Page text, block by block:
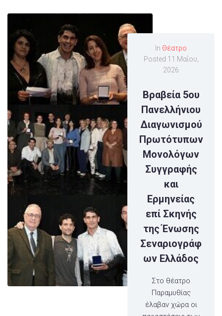
In Θέατρο
Posted 11 Μαΐου,
2026
Βραβεία 5ου
Πανελλήνιου
Διαγωνισμού
Πρωτότυπων
Μονολόγων
Συγγραφής
και
Ερμηνείας
επί Σκηνής
της Ένωσης
Σεναριογράφ
ων Ελλάδος
Στο θέατρο
Παραμυθίας
έλαβαν χώρα οι